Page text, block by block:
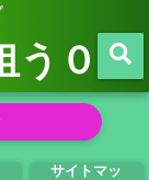
う０
サイトマッ